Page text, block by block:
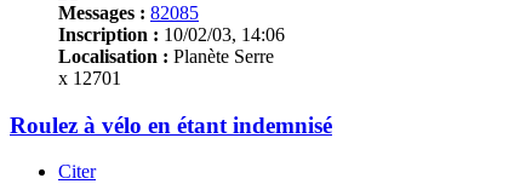
Messages : 82085
Inscription : 10/02/03, 14:06
Localisation : Planète Serre
x 12701
Roulez à vélo en étant indemnisé
Citer